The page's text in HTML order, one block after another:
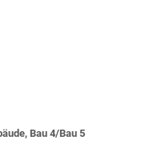
Bau 4/Bau 5